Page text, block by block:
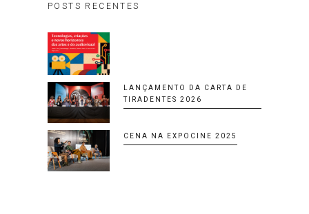
POSTS RECENTES
LANÇAMENTO DA CARTA DE
TIRADENTES 2026
CENA NA EXPOCINE 2025